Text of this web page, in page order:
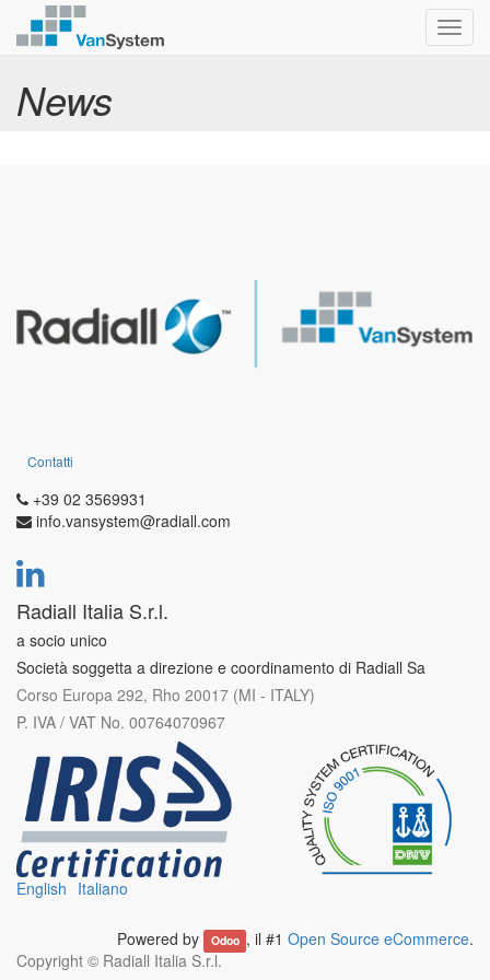
News
Contatti
+39 02 3569931
info.vansystem@radiall.com
Radiall Italia S.r.l.
a socio unico
Società soggetta a direzione e coordinamento di Radiall Sa
Corso Europa 292, Rho 20017 (MI - ITALY)
P. IVA / VAT No. 00764070967
English Italiano
Powered by Odoo , il #1 Open Source eCommerce.
Copyright © Radiall Italia S.r.l.